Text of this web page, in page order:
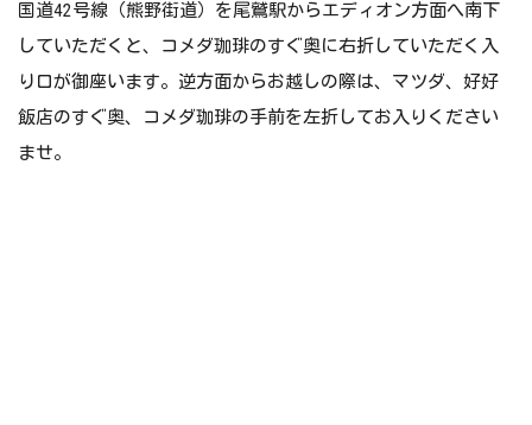
国道42号線（熊野街道）を尾鷲駅からエディオン方面へ南下
していただくと、コメダ珈琲のすぐ奥に右折していただく入
り口が御座います。逆方面からお越しの際は、マツダ、好好
飯店のすぐ奥、コメダ珈琲の手前を左折してお入りください
ませ。